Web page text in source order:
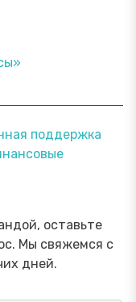
поддержка
оставьте
Мы свяжемся с
дней.